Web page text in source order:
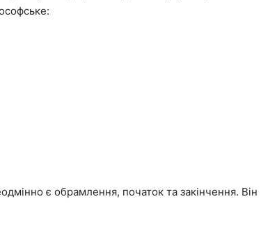
є обрамлення, початок та закінчення. Він